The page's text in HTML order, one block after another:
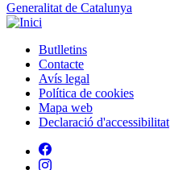
Generalitat de Catalunya
Peu
Butlletins
Contacte
Avís legal
Política de cookies
Mapa web
Declaració d'accessibilitat